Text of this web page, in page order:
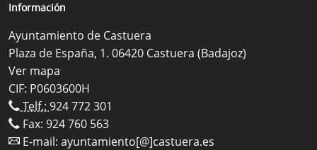
Información
Ayuntamiento de Castuera
Plaza de España, 1. 06420 Castuera (Badajoz)
Ver mapa
CIF: P0603600H
Telf.: 924 772 301
Fax: 924 760 563
E-mail: ayuntamiento[@]castuera.es